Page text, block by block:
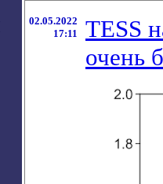
02.05.2022
17:11
TESS
очень